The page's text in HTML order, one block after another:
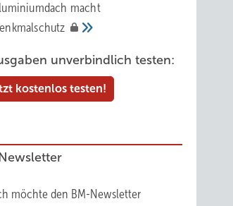
macht
unverbindlich testen:
kostenlos testen!
Newsletter
möchte den BM-Newsletter